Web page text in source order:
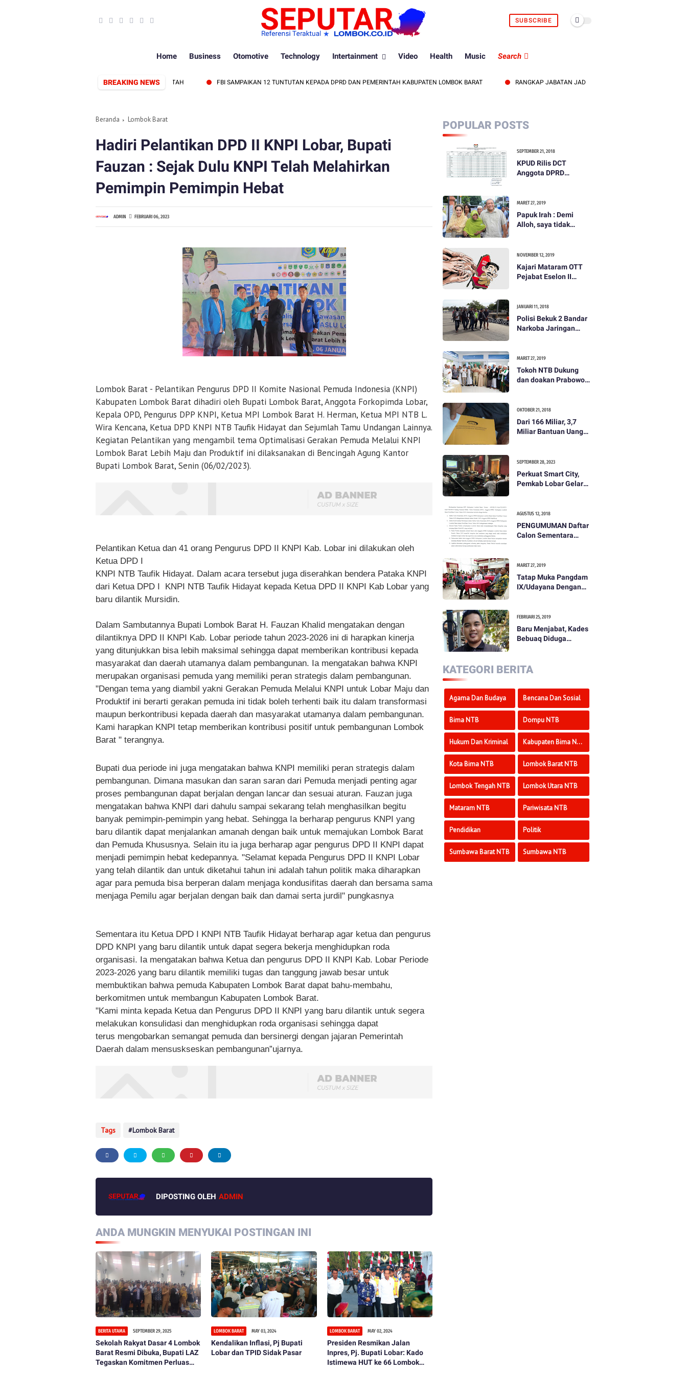
SUBSCRIBE
Home Business Otomotive Technology Intertainment Video Health Music Search
BREAKING NEWS
SIAP PERKUAT SINERGI PERS DAN PEMERINTAH FBI SAMPAIKAN 12 TUNTUTAN KEPADA DPRD DAN PEMERINTAH KABUPATEN LOMBOK BARAT RANGKAP JABATAN JADI SOROTAN, KEPALA UDD PMI LOMBOK
Beranda Lombok Barat
Hadiri Pelantikan DPD II KNPI Lobar, Bupati
Fauzan : Sejak Dulu KNPI Telah Melahirkan
Pemimpin Pemimpin Hebat
ADMIN FEBRUARI 06, 2023
Lombok Barat - Pelantikan Pengurus DPD II Komite Nasional Pemuda Indonesia (KNPI)
Kabupaten Lombok Barat dihadiri oleh Bupati Lombok Barat, Anggota Forkopimda Lobar,
Kepala OPD, Pengurus DPP KNPI, Ketua MPI Lombok Barat H. Herman, Ketua MPI NTB L.
Wira Kencana, Ketua DPD KNPI NTB Taufik Hidayat dan Sejumlah Tamu Undangan Lainnya.
Kegiatan Pelantikan yang mengambil tema Optimalisasi Gerakan Pemuda Melalui KNPI
Lombok Barat Lebih Maju dan Produktif ini dilaksanakan di Bencingah Agung Kantor
Bupati Lombok Barat, Senin (06/02/2023).
Pelantikan Ketua dan 41 orang Pengurus DPD II KNPI Kab. Lobar ini dilakukan oleh
Ketua DPD I
KNPI NTB Taufik Hidayat. Dalam acara tersebut juga diserahkan bendera Pataka KNPI
dari Ketua DPD I KNPI NTB Taufik Hidayat kepada Ketua DPD II KNPI Kab Lobar yang
baru dilantik Mursidin.
Dalam Sambutannya Bupati Lombok Barat H. Fauzan Khalid mengatakan dengan
dilantiknya DPD II KNPI Kab. Lobar periode tahun 2023-2026 ini di harapkan kinerja
yang ditunjukkan bisa lebih maksimal sehingga dapat memberikan kontribusi kepada
masyarakat dan daerah utamanya dalam pembangunan. Ia mengatakan bahwa KNPI
merupakan organisasi pemuda yang memiliki peran strategis dalam pembangunan.
"Dengan tema yang diambil yakni Gerakan Pemuda Melalui KNPI untuk Lobar Maju dan
Produktif ini berarti gerakan pemuda ini tidak boleh terhenti baik itu dalam transformasi
maupun berkontribusi kepada daerah dan masyarakat utamanya dalam pembangunan.
Kami harapkan KNPI tetap memberikan kontribusi positif untuk pembangunan Lombok
Barat " terangnya.
Bupati dua periode ini juga mengatakan bahwa KNPI memiliki peran strategis dalam
pembangunan. Dimana masukan dan saran saran dari Pemuda menjadi penting agar
proses pembangunan dapat berjalan dengan lancar dan sesuai aturan. Fauzan juga
mengatakan bahwa KNPI dari dahulu sampai sekarang telah menghasilkan begitu
banyak pemimpin-pemimpin yang hebat. Sehingga Ia berharap pengurus KNPI yang
baru dilantik dapat menjalankan amanah dengan baik untuk memajukan Lombok Barat
dan Pemuda Khususnya. Selain itu ia juga berharap agar pengurus DPD II KNPI dapat
menjadi pemimpin hebat kedepannya. "Selamat kepada Pengurus DPD II KNPI Lobar
yang telah dilantik dan untuk diketahui tahun ini adalah tahun politik maka diharapkan
agar para pemuda bisa berperan dalam menjaga kondusifitas daerah dan bersama sama
menjaga Pemilu agar berjalan dengan baik dan damai serta jurdil" pungkasnya
Sementara itu Ketua DPD I KNPI NTB Taufik Hidayat berharap agar ketua dan pengurus
DPD KNPI yang baru dilantik untuk dapat segera bekerja menghidupkan roda
organisasi. Ia mengatakan bahwa Ketua dan pengurus DPD II KNPI Kab. Lobar Periode
2023-2026 yang baru dilantik memiliki tugas dan tanggung jawab besar untuk
membuktikan bahwa pemuda Kabupaten Lombok Barat dapat bahu-membahu,
berkomitmen untuk membangun Kabupaten Lombok Barat.
"Kami minta kepada Ketua dan Pengurus DPD II KNPI yang baru dilantik untuk segera
melakukan konsulidasi dan menghidupkan roda organisasi sehingga dapat
terus mengobarkan semangat pemuda dan bersinergi dengan jajaran Pemerintah
Daerah dalam mensuskseskan pembangunan”ujarnya.
Tags Lombok Barat
DIPOSTING OLEH ADMIN
ANDA MUNGKIN MENYUKAI POSTINGAN INI
BERITA UTAMA SEPTEMBER 29, 2025
Sekolah Rakyat Dasar 4 Lombok
Barat Resmi Dibuka, Bupati LAZ
Tegaskan Komitmen Perluas
LOMBOK BARAT MAY 03, 2024
Kendalikan Inflasi, Pj Bupati
Lobar dan TPID Sidak Pasar
LOMBOK BARAT MAY 02, 2024
Presiden Resmikan Jalan
Inpres, Pj. Bupati Lobar: Kado
Istimewa HUT ke 66 Lombok
POPULAR POSTS
SEPTEMBER 21, 2018
KPUD Rilis DCT
Anggota DPRD
MARET 27, 2019
Papuk Irah : Demi
Alloh, saya tidak
itu bohong
NOVEMBER 12, 2019
Kajari Mataram OTT
Pejabat Eselon II
JANUARI 11, 2018
Polisi Bekuk 2 Bandar
Narkoba Jaringan
MARET 27, 2019
Tokoh NTB Dukung
dan doakan Prabowo
OKTOBER 21, 2018
Dari 166 Miliar, 3,7
Miliar Bantuan Uang
SEPTEMBER 28, 2023
Perkuat Smart City,
Pemkab Lobar Gelar
AGUSTUS 12, 2018
PENGUMUMAN Daftar
Calon Sementara
Daerah Kabupaten
Lombok Barat Dalam
Pemilihan Umum
Tahun 2019
MARET 27, 2019
Tatap Muka Pangdam
IX/Udayana Dengan
FEBRUARI 25, 2019
Baru Menjabat, Kades
Bebuaq Diduga
KATEGORI BERITA
Agama Dan Budaya Bencana Dan Sosial
Bima NTB Dompu NTB
Hukum Dan Kriminal Kabupaten Bima NTB
Kota Bima NTB Lombok Barat NTB
Lombok Tengah NTB Lombok Utara NTB
Mataram NTB Pariwisata NTB
Pendidikan Politik
Sumbawa Barat NTB Sumbawa NTB